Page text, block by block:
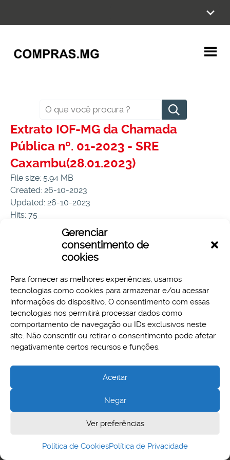
Gerenciar
consentimento de
cookies
Para fornecer as melhores experiências, usamos
tecnologias como cookies para armazenar e/ou acessar
informações do dispositivo. O consentimento com essas
tecnologias nos permitirá processar dados como
comportamento de navegação ou IDs exclusivos neste
site. Não consentir ou retirar o consentimento pode afetar
negativamente certos recursos e funções.
Aceitar
Negar
Ver preferências
Política de CookiesPolítica de Privacidade
Pesquisar
Extrato IOF-MG da Chamada
Pública nº. 01-2023 - SRE
Caxambu(28.01.2023)
File size: 5.94 MB
Created: 26-10-2023
Updated: 26-10-2023
Hits: 75
Download Preview
Aspectos legais e responsabilidades
Política de Privacidade
Cidade Administrativa - Rodovia Papa João Paulo II, 3777 -
Serra Verde, Belo Horizonte, MG - CEP 31630-903